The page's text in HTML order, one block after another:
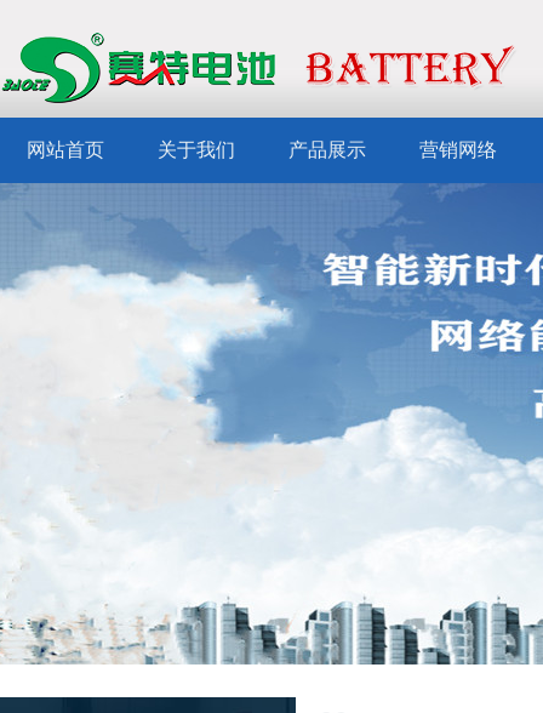
网站首页 关于我们 产品展示 营销网络